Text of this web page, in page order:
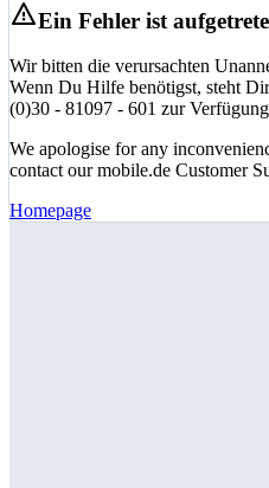
Ein Fehler ist
Wir bitten die verursachten
Wenn Du Hilfe benötigst, steht
(0)30 - 81097 - 601 zur
We apologise for any
contact our mobile.de Customer
Homepage